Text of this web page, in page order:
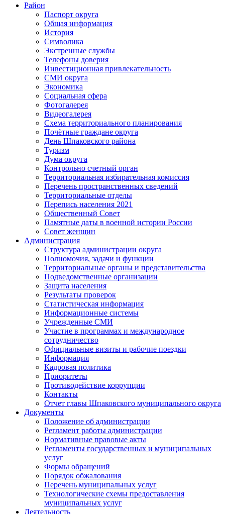
Район
Паспорт округа
Общая информация
История
Символика
Экстренные службы
Телефоны доверия
Инвестиционная привлекательность
СМИ округа
Экономика
Социальная сфера
Фотогалерея
Видеогалерея
Схема территориального планирования
Почётные граждане округа
День Шпаковского района
Туризм
Дума округа
Контрольно счетный орган
Территориальная избирательная комиссия
Перечень пространственных сведений
Территориальные отделы
Перепись населения 2021
Общественный Совет
Памятные даты в военной истории России
Совет женщин
Администрация
Структура администрации округа
Полномочия, задачи и функции
Территориальные органы и представительства
Подведомственные организации
Защита населения
Результаты проверок
Статистическая информация
Информационные системы
Учрежденные СМИ
Участие в программах и международное
сотрудничество
Официальные визиты и рабочие поездки
Информация
Кадровая политика
Приоритеты
Противодействие коррупции
Контакты
Отчет главы Шпаковского муниципального округа
Документы
Положение об администрации
Регламент работы администрации
Нормативные правовые акты
Регламенты государственных и муниципальных
услуг
Формы обращений
Порядок обжалования
Перечень муниципальных услуг
Технологические схемы предоставления
муниципальных услуг
Деятельность